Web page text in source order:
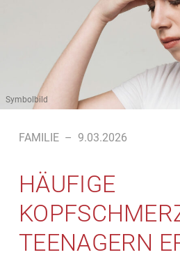
Symbolbild
FAMILIE – 9.03.2026
HÄUFIGE
TEENAGERN